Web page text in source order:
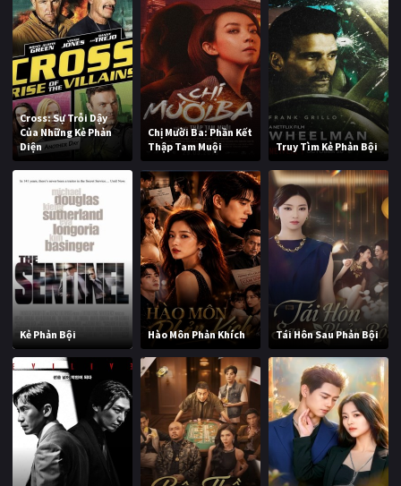
Cross: Sự Trỗi Dậy
Của Những Kẻ Phản
Diện
Chị Mười Ba: Phần Kết
Thập Tam Muội
Truy Tìm Kẻ Phản Bội
Kẻ Phản Bội Hào Môn Phản Khích Tái Hôn Sau Phản Bội